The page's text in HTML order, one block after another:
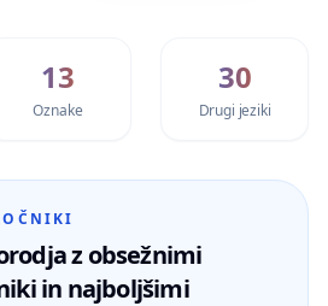
13
Oznake
30
Drugi jeziki
z obsežnimi
in najboljšimi